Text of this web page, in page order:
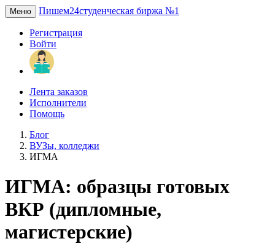
Меню Пишем24студенческая биржа №1
Регистрация
Войти
Лента заказов
Исполнители
Помощь
Блог
ВУЗы, колледжи
ИГМА
ИГМА: образцы готовых
ВКР (дипломные,
магистерские)